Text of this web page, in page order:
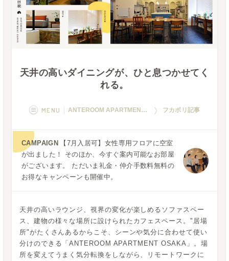
天井の高いダイニングが、ひと息つかせてく
れる。
MENU ANTEROOM APARTMENT OSAKA フカボリ記事
空室状況 運営者
フカボリ記事
CAMPAIGN
【7月入居可】女性専用フロアに空室
が出ました！ そのほか、今すぐ案内可能なお部屋
がございます。 ただいま礼金・仲介手数料無料の
お得なキャンペーンも開催中。
天井の高いラウンジ、視界の変化が楽しめるソファスペー
ス、建物の様々な場所に設けられたカフェスペース。"居場
所"がたくさんあるからこそ、シーンや気分に合わせて使い
分けのできる「ANTEROOM APARTMENT OSAKA」。場
所を変えてうまく気分転換をしながら、リモートワークに